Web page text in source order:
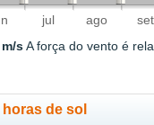
jul ago set
m/sA força do vento é
horas de sol